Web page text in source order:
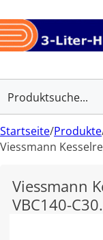
Startseite/Produkte
Viessmann
Viessmann
VBC140-